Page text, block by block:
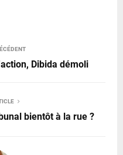
Dibida démoli
bientôt à la rue ?